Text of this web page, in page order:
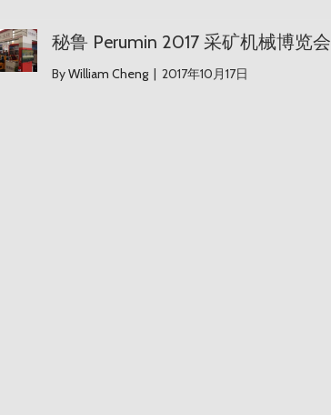
秘鲁 Perumin 2017 采矿机械博览会
秘鲁 Perumin 2017 采矿机械博览会
ByWilliam Cheng | 2017年10月17日